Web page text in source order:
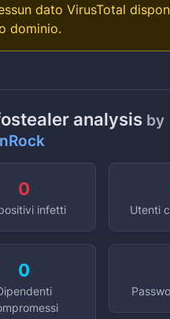
dato VirusTotal
dominio.
analysis by
0
infetti Utenti
0